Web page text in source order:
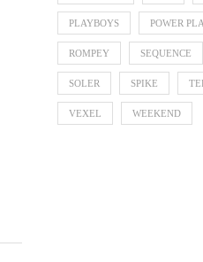
PLAYBOYS POWER
ROMPEY SEQUENCE
SOLER SPIKE
VEXEL WEEKEND